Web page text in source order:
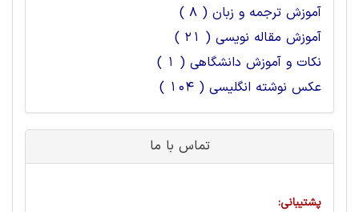
آموزش ترجمه و زبان ( 8 )
آموزش مقاله نویسی ( 21 )
نکات و آموزش دانشگاهی ( 1 )
عکس نوشته انگلیسی ( 104 )
تماس با ما
پشتیبانی: